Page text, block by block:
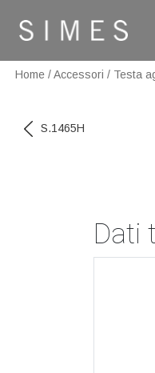
Home /Accessori / Testa
S.1465H
Dati